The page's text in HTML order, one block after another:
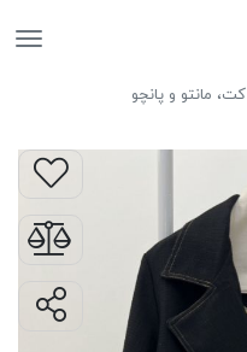
کت، مانتو و پانچو